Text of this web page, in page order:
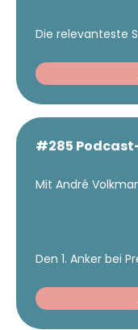
Die relevanteste
#285
Mit André
Den 1. Anker bei